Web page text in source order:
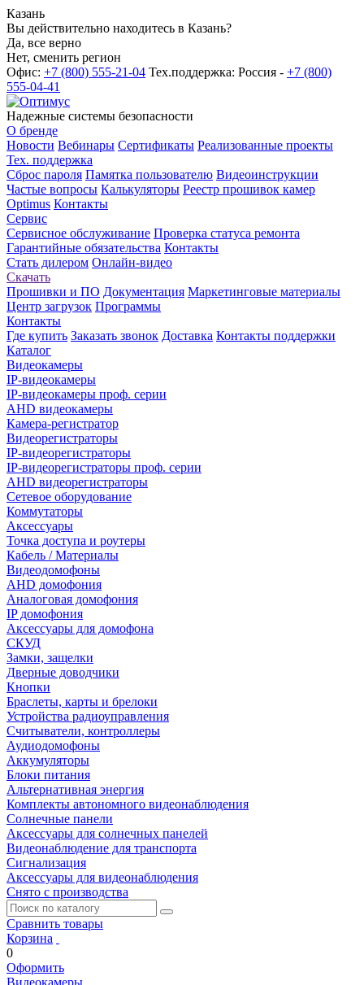
Казань
Вы действительно находитесь в Казань?
Да, все верно
Нет, сменить регион
Офис: +7 (800) 555-21-04 Тех.поддержка: Россия - +7 (800)
555-04-41
Надежные системы безопасности
О бренде
Новости Вебинары Сертификаты Реализованные проекты
Тех. поддержка
Сброс пароля Памятка пользователю Видеоинструкции
Частые вопросы Калькуляторы Реестр прошивок камер
Optimus Контакты
Сервис
Сервисное обслуживание Проверка статуса ремонта
Гарантийные обязательства Контакты
Стать дилером Онлайн-видео
Скачать
Прошивки и ПО Документация Маркетинговые материалы
Центр загрузок Программы
Контакты
Где купить Заказать звонок Доставка Контакты поддержки
Каталог
Видеокамеры
IP-видеокамеры
IP-видеокамеры проф. серии
AHD видеокамеры
Камера-регистратор
Видеорегистраторы
IP-видеорегистраторы
IP-видеорегистраторы проф. серии
AHD видеорегистраторы
Сетевое оборудование
Коммутаторы
Аксессуары
Точка доступа и роутеры
Кабель / Материалы
Видеодомофоны
AHD домофония
Аналоговая домофония
IP домофония
Аксессуары для домофона
СКУД
Замки, защелки
Дверные доводчики
Кнопки
Браслеты, карты и брелоки
Устройства радиоуправления
Считыватели, контроллеры
Аудиодомофоны
Аккумуляторы
Блоки питания
Альтернативная энергия
Комплекты автономного видеонаблюдения
Солнечные панели
Аксессуары для солнечных панелей
Видеонаблюдение для транспорта
Сигнализация
Аксессуары для видеонаблюдения
Снято с производства
Сравнить товары
Корзина
0
Оформить
Видеокамеры